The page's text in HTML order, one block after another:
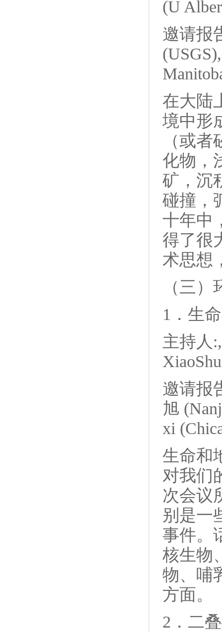
(U
邀请报
在大陆
境中形
（或
化物，
矿，沉
碰撞，
十年中
得了很
术思想
（三
1．生
主持人
邀请报
旭
xi
生命和
对我们
次会议
别是一
事件。
核生物
物、哺
方面。
2．二